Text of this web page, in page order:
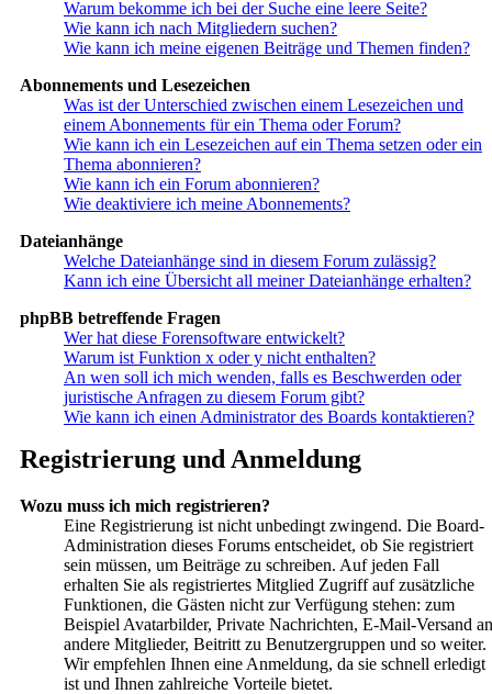
Warum bekomme ich bei der Suche eine leere Seite?
Wie kann ich nach Mitgliedern suchen?
Wie kann ich meine eigenen Beiträge und Themen finden?
Abonnements und Lesezeichen
Was ist der Unterschied zwischen einem Lesezeichen und
einem Abonnements für ein Thema oder Forum?
Wie kann ich ein Lesezeichen auf ein Thema setzen oder ein
Thema abonnieren?
Wie kann ich ein Forum abonnieren?
Wie deaktiviere ich meine Abonnements?
Dateianhänge
Welche Dateianhänge sind in diesem Forum zulässig?
Kann ich eine Übersicht all meiner Dateianhänge erhalten?
phpBB betreffende Fragen
Wer hat diese Forensoftware entwickelt?
Warum ist Funktion x oder y nicht enthalten?
An wen soll ich mich wenden, falls es Beschwerden oder
juristische Anfragen zu diesem Forum gibt?
Wie kann ich einen Administrator des Boards kontaktieren?
Registrierung und Anmeldung
Wozu muss ich mich registrieren?
Eine Registrierung ist nicht unbedingt zwingend. Die Board-
Administration dieses Forums entscheidet, ob Sie registriert
sein müssen, um Beiträge zu schreiben. Auf jeden Fall
erhalten Sie als registriertes Mitglied Zugriff auf zusätzliche
Funktionen, die Gästen nicht zur Verfügung stehen: zum
Beispiel Avatarbilder, Private Nachrichten, E-Mail-Versand an
andere Mitglieder, Beitritt zu Benutzergruppen und so weiter.
Wir empfehlen Ihnen eine Anmeldung, da sie schnell erledigt
ist und Ihnen zahlreiche Vorteile bietet.